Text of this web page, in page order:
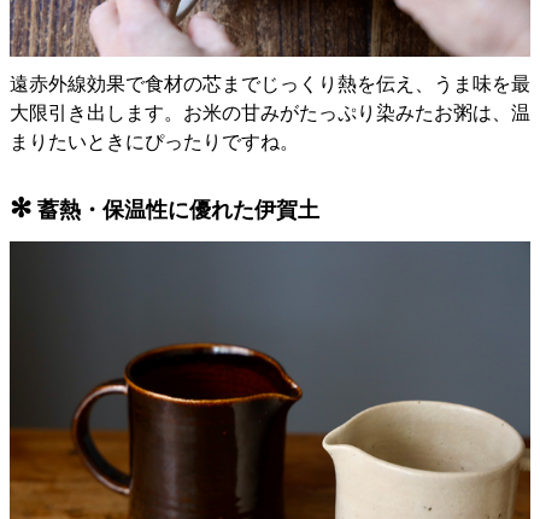
遠赤外線効果で食材の芯までじっくり熱を伝え、うま味を最
大限引き出します。お米の甘みがたっぷり染みたお粥は、温
まりたいときにぴったりですね。
✻ 蓄熱・保温性に優れた伊賀土